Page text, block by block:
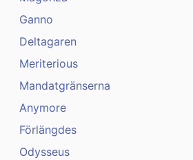
Ganno
Deltagaren
Meriterious
Mandatgränserna
Anymore
Förlängdes
Odysseus